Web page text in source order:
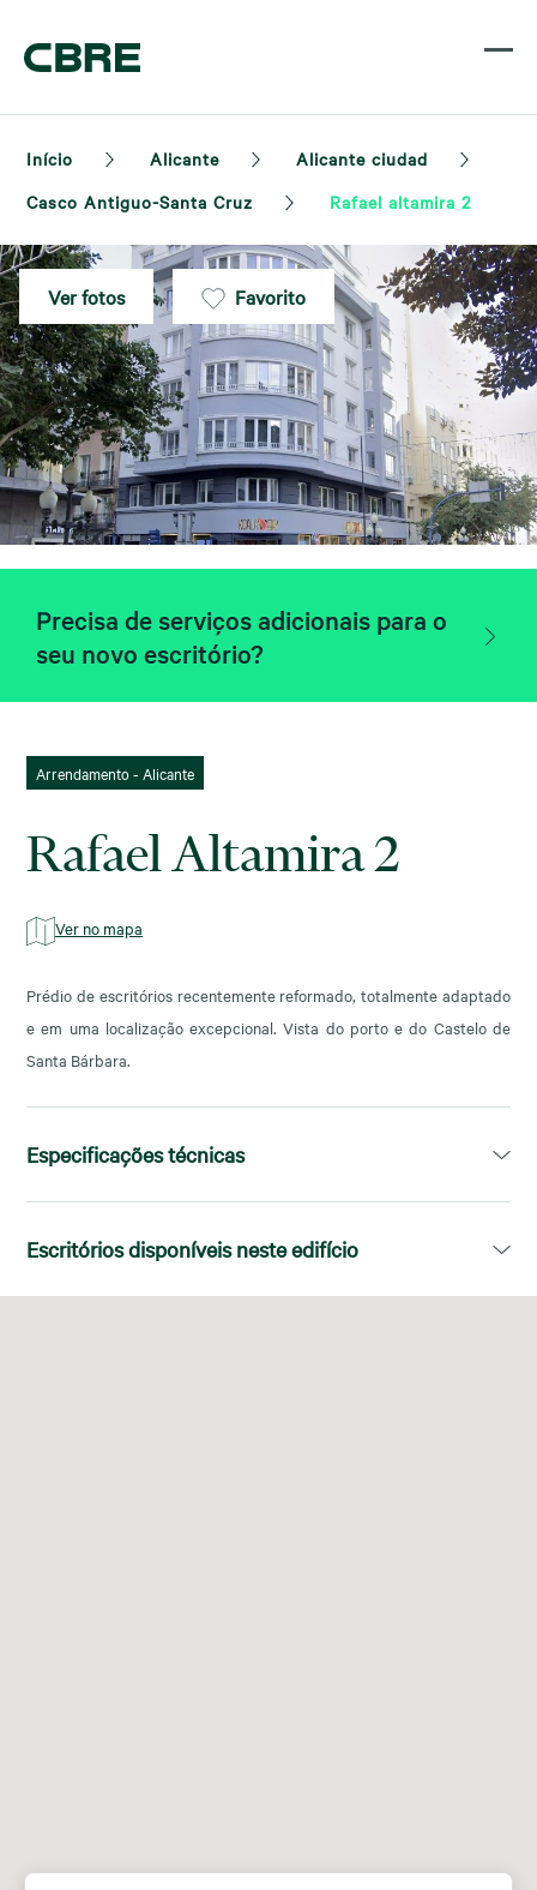
Início Alicante
Alicante ciudad
Casco Antiguo-Santa Cruz
Rafael altamira 2
Ver fotos Favorito
Precisa de serviços adicionais para o
seu novo escritório?
Arrendamento - Alicante
Rafael Altamira 2
Ver no mapa
Prédio de escritórios recentemente reformado, totalmente adaptado
e em uma localização excepcional. Vista do porto e do Castelo de
Santa Bárbara.
Especificações técnicas
Escritórios disponíveis neste edifício